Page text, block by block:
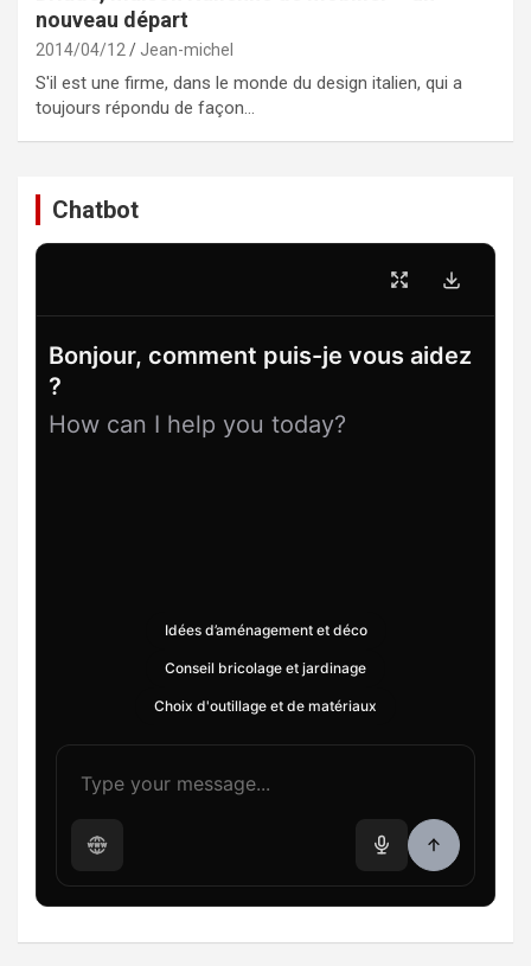
nouveau départ
2014/04/12 Jean-michel
S'il est une firme, dans le monde du design italien, qui a
toujours répondu de façon…
Chatbot
Bonjour, comment puis-je vous aidez
?
How can I help you today?
Idées d’aménagement et déco
Conseil bricolage et jardinage
Choix d'outillage et de matériaux